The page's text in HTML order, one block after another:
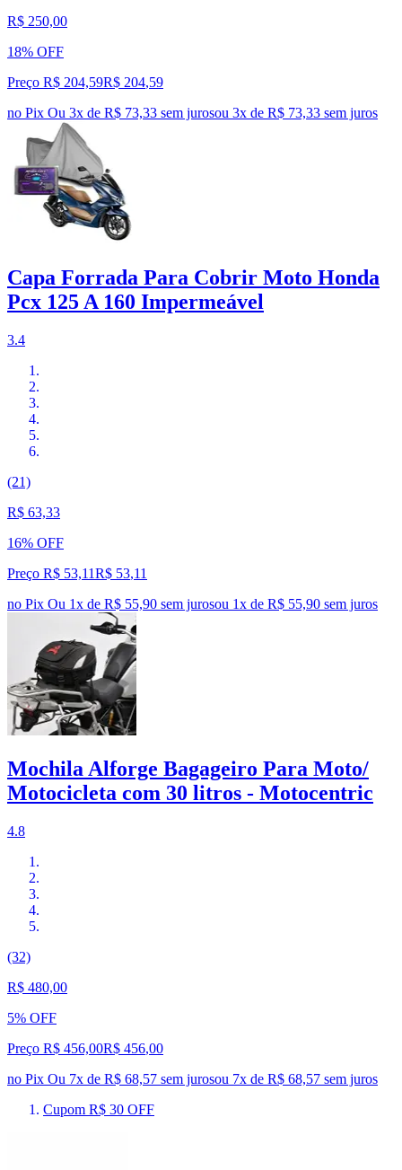
R$ 250,00
18% OFF
Preço R$ 204,59R$ 204,59
no Pix Ou 3x de R$ 73,33 sem jurosou 3x de R$ 73,33 sem juros
Capa Forrada Para Cobrir Moto Honda
Pcx 125 A 160 Impermeável
3.4
(21)
R$ 63,33
16% OFF
Preço R$ 53,11R$ 53,11
no Pix Ou 1x de R$ 55,90 sem jurosou 1x de R$ 55,90 sem juros
Mochila Alforge Bagageiro Para Moto/
Motocicleta com 30 litros - Motocentric
4.8
(32)
R$ 480,00
5% OFF
Preço R$ 456,00R$ 456,00
no Pix Ou 7x de R$ 68,57 sem jurosou 7x de R$ 68,57 sem juros
Cupom R$ 30 OFF